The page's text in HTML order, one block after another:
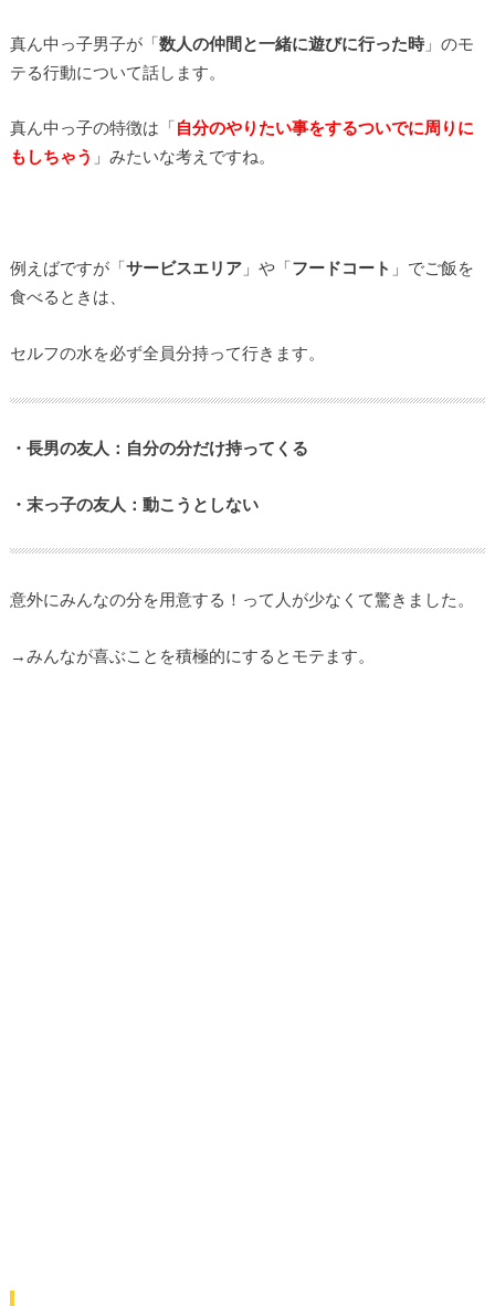
真ん中っ子男子が「数人の仲間と一緒に遊びに行った時」のモ
テる行動について話します。
真ん中っ子の特徴は「自分のやりたい事をするついでに周りに
もしちゃう 」みたいな考えですね。
例えばですが「サービスエリア」や「フードコート 」でご飯を
食べるときは、
セルフの水を必ず全員分持って行きます。
・長男の友人：自分の分だけ持ってくる
・末っ子の友人：動こうとしない
意外にみんなの分を用意する！って人が少なくて驚きました。
→みんなが喜ぶことを積極的にするとモテます。